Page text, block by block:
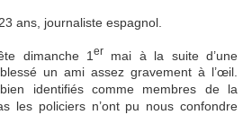
23 ans, journaliste espagnol.
dimanche 1 er
mai à la suite d’une
un ami assez gravement à l’œil.
identifiés comme membres de la
les policiers n’ont pu nous confondre